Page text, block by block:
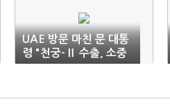
UAE 방문 마친 문 대통
령 "천궁-Ⅱ 수출, 소중
한 우정의 결실"